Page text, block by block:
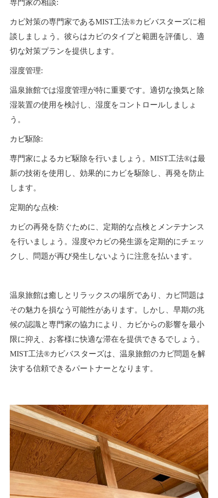
専門家の相談:
カビ対策の専門家であるMIST工法®カビバスターズに相
談しましょう。彼らはカビのタイプと範囲を評価し、適
切な対策プランを提供します。
湿度管理:
温泉旅館では湿度管理が特に重要です。適切な換気と除
湿装置の使用を検討し、湿度をコントロールしましょ
う。
カビ駆除:
専門家によるカビ駆除を行いましょう。MIST工法®は最
新の技術を使用し、効果的にカビを駆除し、再発を防止
します。
定期的な点検:
カビの再発を防ぐために、定期的な点検とメンテナンス
を行いましょう。湿度やカビの発生源を定期的にチェッ
クし、問題が再び発生しないように注意を払います。
温泉旅館は癒しとリラックスの場所であり、カビ問題は
その魅力を損なう可能性があります。しかし、早期の兆
候の認識と専門家の協力により、カビからの影響を最小
限に抑え、お客様に快適な滞在を提供できるでしょう。
MIST工法®カビバスターズは、温泉旅館のカビ問題を解
決する信頼できるパートナーとなります。